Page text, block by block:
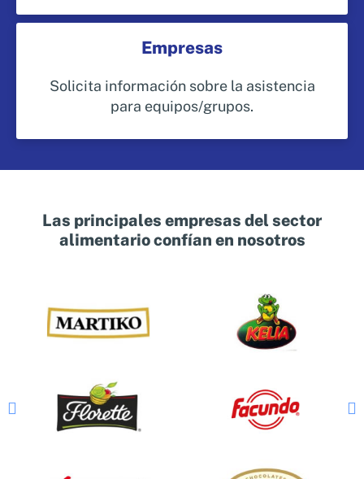
Empresas
Solicita información sobre la asistencia
para equipos/grupos.
Las principales empresas del sector
alimentario confían en nosotros